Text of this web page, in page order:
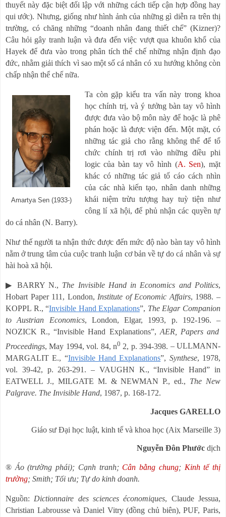
thuyết này đặc biệt đối lập với những cách tiếp cận hợp đồng hay
qui ước). Nhưng, giống như hình ảnh của những gì diễn ra trên thị
trường, có chăng những “doanh nhân đang thiết chế” (Kizner)?
Câu hỏi gây tranh luận và đưa đến việc vượt qua khuôn khổ của
Hayek để đưa vào trong phân tích thể chế những nhận định đạo
đức, nhằm giải thích vì sao một số cá nhân có xu hướng không còn
chấp nhận thể chế nữa.
Amartya Sen (1933-)
Ta còn gặp kiểu tra vấn này trong khoa
học chính trị, và ý tưởng bàn tay vô hình
được đưa vào bộ môn này để hoặc là phê
phán hoặc là được viện đến. Một mặt, có
những tác giả cho rằng không thể để tổ
chức chính trị rơi vào những điều phi
logic của bàn tay vô hình (A. Sen), mặt
khác có những tác giả tố cáo cách nhìn
của các nhà kiến tạo, nhân danh những
khái niệm trừu tượng hay tuỳ tiện như
công lí xã hội, để phủ nhận các quyền tự
do cá nhân (N. Barry).
Như thế người ta nhận thức được đến mức độ nào bàn tay vô hình
nằm ở trung tâm của cuộc tranh luận cơ bản về tự do cá nhân và sự
hài hoà xã hội.
▶ BARRY N., The Invisible Hand in Economics and Politics,
Hobart Paper 111, London, Institute of Economic Affairs, 1988.–
KOPPL R., “Invisible Hand Explanations”, The Elgar Companion
to Austrian Economics, London, Elgar, 1993, p. 192-196. –
NOZICK R.,“Invisible Hand Explanations”, AER, Papers and
Proceedings, May 1994, vol. 84, n0 2, p. 394-398. –ULLMANN-
MARGALIT E., “Invisible Hand Explanations”, Synthese, 1978,
vol. 39-42, p. 263-291.– VAUGHN K.,“Invisible Hand” in
EATWELL J., MILGATE M. & NEWMAN P., ed., The New
Palgrave. The Invisible Hand, 1987, p. 168-172.
Jacques GARELLO
Giáo sư Đại học luật, kinh tế và khoa học (Aix Marseille 3)
Nguyễn Đôn Phước dịch
® Áo (trường phái); Cạnh tranh; Cân bằng chung; Kinh tế thị
trường; Smith; Tối ưu; Tự do kinh doanh.
Nguồn: Dictionnaire des sciences économiques, Claude Jessua,
Christian Labrousse và Daniel Vitry (đồng chủ biên), PUF, Paris,